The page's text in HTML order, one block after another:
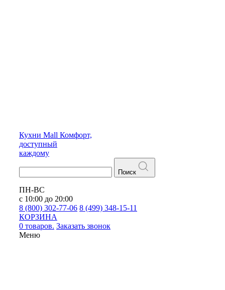
Кухни Mall Комфорт,
доступный
каждому
Поиск
ПН-ВС
с 10:00 до 20:00
8 (800) 302-77-06 8 (499) 348-15-11
КОРЗИНА
0 товаров. Заказать звонок
Меню